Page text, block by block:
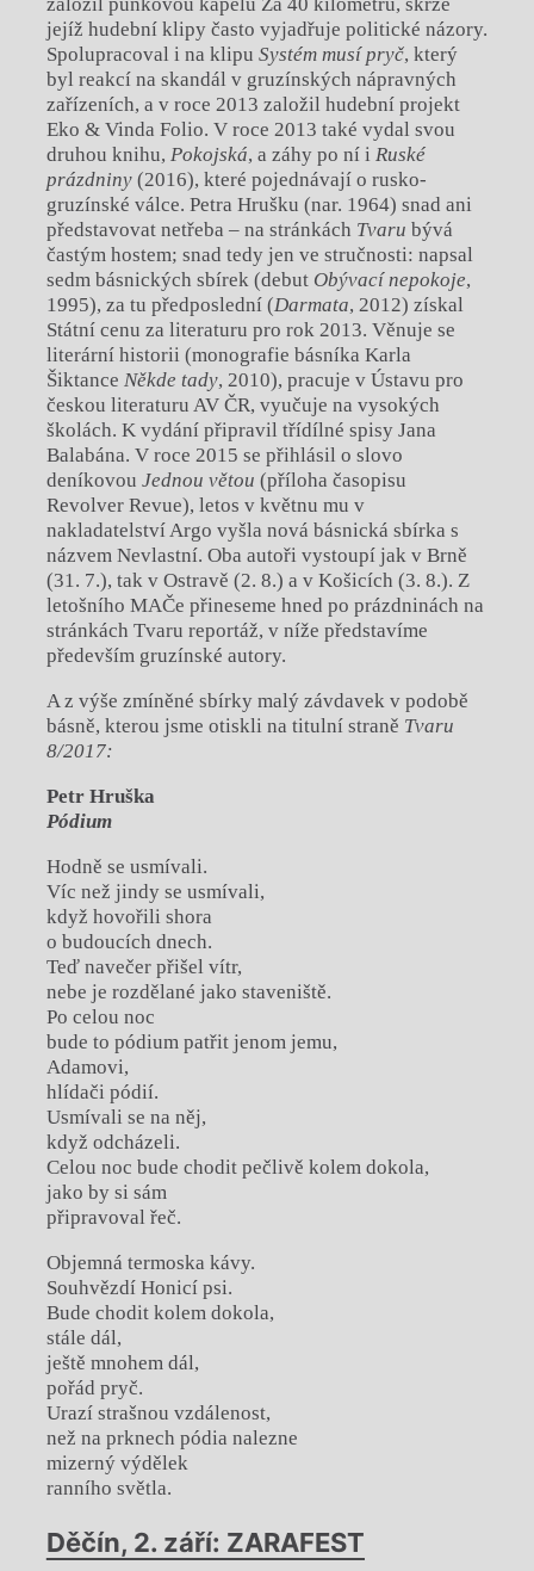
jejíž hudební klipy často vyjadřuje politické názory.
Spolupracoval i na klipu Systém musí pryč, který
byl reakcí na skandál v gruzínských nápravných
zařízeních, a v roce 2013 založil hudební projekt
Eko & Vinda Folio. V roce 2013 také vydal svou
druhou knihu, Pokojská, a záhy po ní i Ruské
prázdniny (2016), které pojednávají o rusko-
gruzínské válce. Petra Hrušku (nar. 1964) snad ani
představovat netřeba – na stránkách Tvaru bývá
častým hostem; snad tedy jen ve stručnosti: napsal
sedm básnických sbírek (debut Obývací nepokoje,
1995), za tu předposlední (Darmata, 2012) získal
Státní cenu za literaturu pro rok 2013. Věnuje se
literární historii (monografie básníka Karla
Šiktance Někde tady, 2010), pracuje v Ústavu pro
českou literaturu AV ČR, vyučuje na vysokých
školách. K vydání připravil třídílné spisy Jana
Balabána. V roce 2015 se přihlásil o slovo
deníkovou Jednou větou (příloha časopisu
Revolver Revue), letos v květnu mu v
nakladatelství Argo vyšla nová básnická sbírka s
názvem Nevlastní. Oba autoři vystoupí jak v Brně
(31. 7.), tak v Ostravě (2. 8.) a v Košicích (3. 8.). Z
letošního MAČe přineseme hned po prázdninách na
stránkách Tvaru reportáž, v níže představíme
především gruzínské autory.
A z výše zmíněné sbírky malý závdavek v podobě
básně, kterou jsme otiskli na titulní straně Tvaru
8/2017:
Petr Hruška
Pódium
Hodně se usmívali.
Víc než jindy se usmívali,
když hovořili shora
o budoucích dnech.
Teď navečer přišel vítr,
nebe je rozdělané jako staveniště.
Po celou noc
bude to pódium patřit jenom jemu,
Adamovi,
hlídači pódií.
Usmívali se na něj,
když odcházeli.
Celou noc bude chodit pečlivě kolem dokola,
jako by si sám
připravoval řeč.
Objemná termoska kávy.
Souhvězdí Honicí psi.
Bude chodit kolem dokola,
stále dál,
ještě mnohem dál,
pořád pryč.
Urazí strašnou vzdálenost,
než na prknech pódia nalezne
mizerný výdělek
ranního světla.
Děčín, 2. září: ZARAFEST